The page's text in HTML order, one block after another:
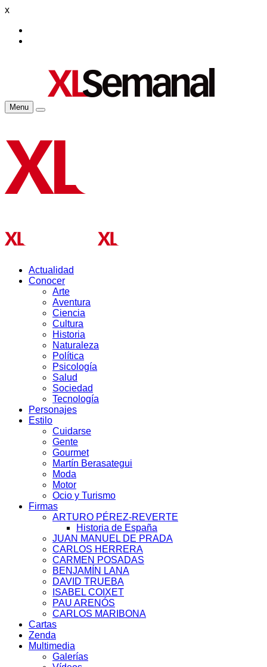
x
Menu
Actualidad
Conocer
Arte
Aventura
Ciencia
Cultura
Historia
Naturaleza
Política
Psicología
Salud
Sociedad
Tecnología
Personajes
Estilo
Cuidarse
Gente
Gourmet
Martín Berasategui
Moda
Motor
Ocio y Turismo
Firmas
ARTURO PÉREZ-REVERTE
Historia de España
JUAN MANUEL DE PRADA
CARLOS HERRERA
CARMEN POSADAS
BENJAMÍN LANA
DAVID TRUEBA
ISABEL COIXET
PAU ARENÓS
CARLOS MARIBONA
Cartas
Zenda
Multimedia
Galerías